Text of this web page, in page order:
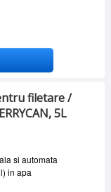
filetare /
5L
si automata
in apa